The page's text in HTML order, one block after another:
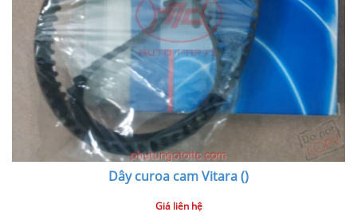
Dây curoa cam Vitara ()
Giá liên hệ